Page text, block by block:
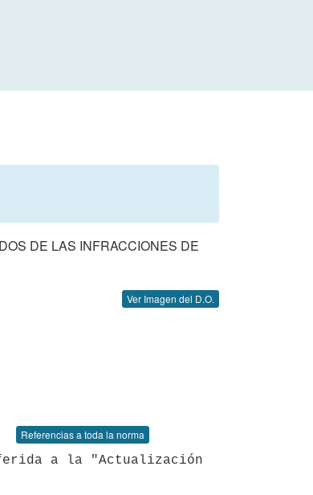
DE LAS INFRACCIONES DE
Ver Imagen del D.O.
Referencias a toda la norma